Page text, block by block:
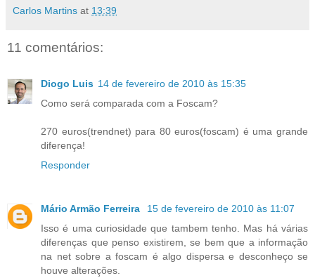
Carlos Martins at 13:39
11 comentários:
Diogo Luis 14 de fevereiro de 2010 às 15:35
Como será comparada com a Foscam?
270 euros(trendnet) para 80 euros(foscam) é uma grande
diferença!
Responder
Mário Armão Ferreira
15 de fevereiro de 2010 às 11:07
Isso é uma curiosidade que tambem tenho. Mas há várias
diferenças que penso existirem, se bem que a informação
na net sobre a foscam é algo dispersa e desconheço se
houve alterações.